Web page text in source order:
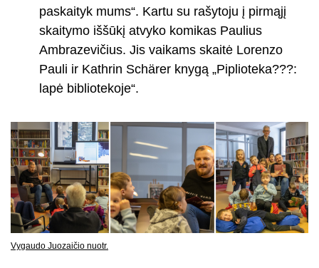
paskaityk mums“. Kartu su rašytoju į pirmąjį
skaitymo iššūkį atvyko komikas Paulius
Ambrazevičius. Jis vaikams skaitė Lorenzo
Pauli ir Kathrin Schärer knygą „Piplioteka???:
lapė bibliotekoje“.
Vygaudo Juozaičio nuotr.